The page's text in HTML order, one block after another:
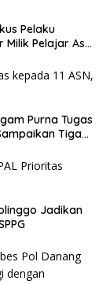
Pelaku
Pelajar Asal
Purna Tugas
Tiga
Jadikan